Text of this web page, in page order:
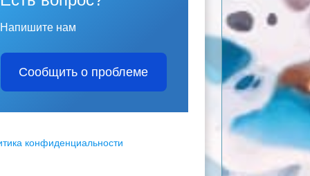
Напишите нам
Сообщить о проблеме
конфиденциальности